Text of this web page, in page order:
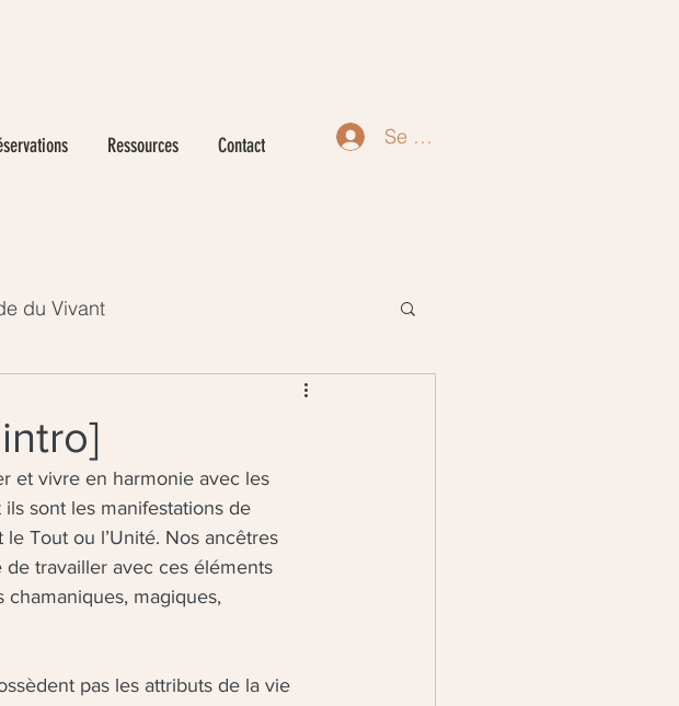
Ressources Contact Se connecter
du Vivant
et vivre en harmonie avec les
sont les manifestations de
Tout ou l’Unité. Nos ancêtres
travailler avec ces éléments
magiques,
pas les attributs de la vie